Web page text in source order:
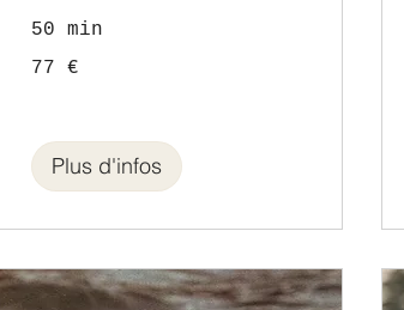
50 min
euros
77 €
Plus d'infos